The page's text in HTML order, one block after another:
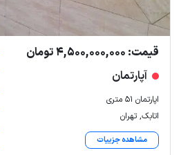
قیمت: 4,500,000,000 تومان
آپارتمان
اپارتمان ۵۱ متری
اتابک, تهران
مشاهده جزییات